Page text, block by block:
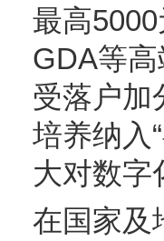
最高
GDA等
受落户加
培养纳入
大对数字
在国家及